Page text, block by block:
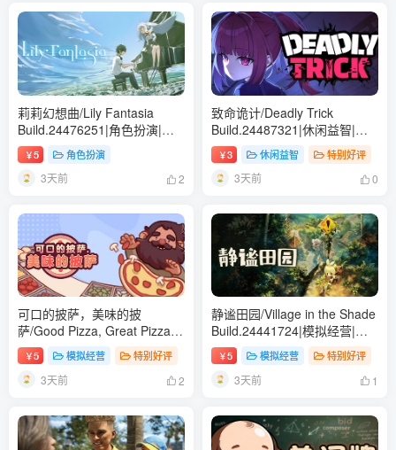
莉莉幻想曲/Lily Fantasia
Build.24476251|角色扮演|容
量1.1GB|免安装绿色中文版
￥5 角色扮演
3天前 2
致命诡计/Deadly Trick
Build.24487321|休闲益智|容
量893B|免安装绿色中文版
￥3 休闲益智 特别好评
3天前 0
可口的披萨，美味的披
萨/Good Pizza, Great Pizza
Build.24383747|模拟经营|容
量1.3GB|免安装绿色中文版
￥5 模拟经营 特别好评
3天前 2
静谧田园/Village in the Shade
Build.24441724|模拟经营|容
量8GB|免安装绿色中文版
￥5 模拟经营 特别好评
3天前 1